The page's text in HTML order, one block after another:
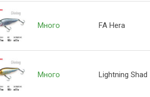
Много FA Hera
Много Lightning Shad